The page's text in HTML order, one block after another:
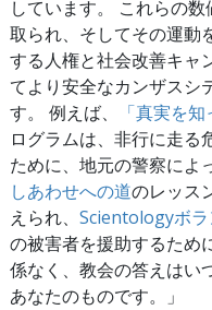
しています。 これらの
取られ、そしてその運動
する人権と社会改善キャ
てより安全なカンザスシ
す。 例えば、
「真実を
ログラムは、非行に走る
ために、地元の警察によ
しあわせへの道のレッス
えられ、 Scientologyボ
の被害者を援助するため
係なく、教会の答えはい
あなたのものです。」